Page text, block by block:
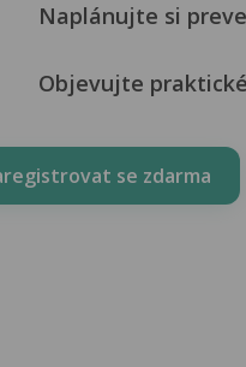
Naplánujte si
Objevujte
se zdarma